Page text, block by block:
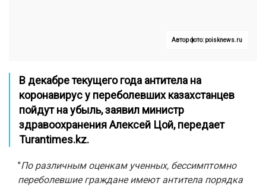
Автор фото: poisknews.ru
В декабре текущего года антитела на
коронавирус у переболевших казахстанцев
пойдут на убыль, заявил министр
здравоохранения Алексей Цой, передает
Turantimes.kz.
"По различным оценкам ученных, бессимптомно
переболевшие граждане имеют антитела порядка